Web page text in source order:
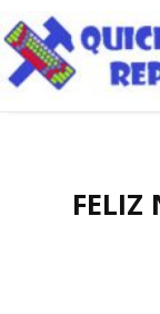
FELIZ